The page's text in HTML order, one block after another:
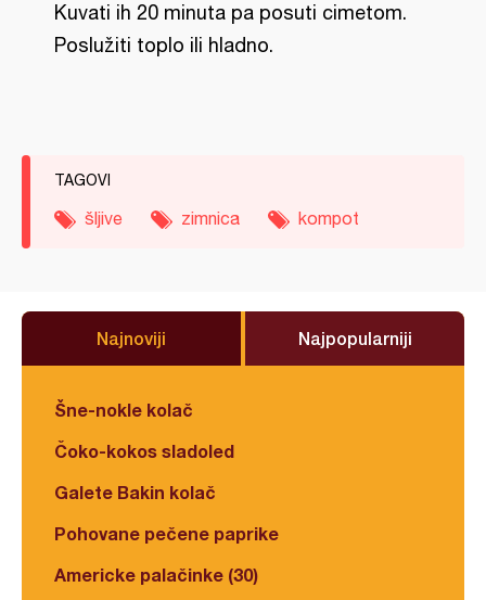
Kuvati ih 20 minuta pa posuti cimetom.
Poslužiti toplo ili hladno.
TAGOVI
šljive zimnica kompot
Najnoviji Najpopularniji
Šne-nokle kolač
Čoko-kokos sladoled
Galete Bakin kolač
Pohovane pečene paprike
Americke palačinke (30)